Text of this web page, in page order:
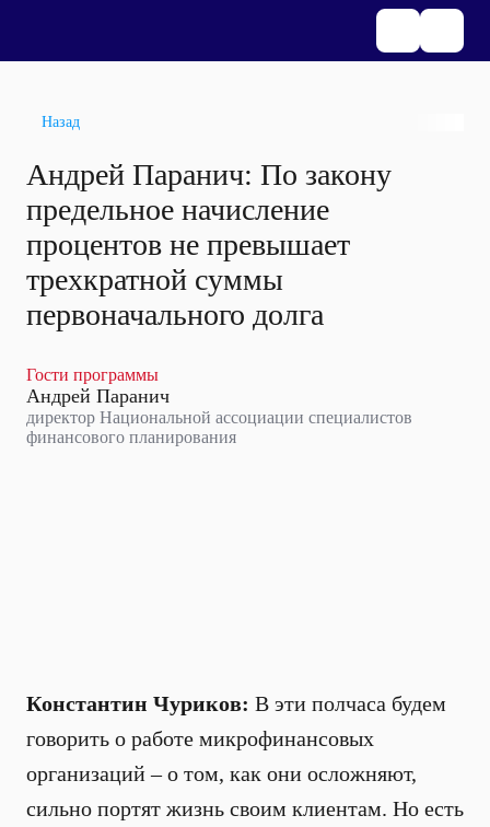
Назад
Андрей Паранич: По закону
предельное начисление
процентов не превышает
трехкратной суммы
первоначального долга
Гости программы
Андрей Паранич
директор Национальной ассоциации специалистов
финансового планирования
Константин Чуриков: В эти полчаса будем
говорить о работе микрофинансовых
организаций – о том, как они осложняют,
сильно портят жизнь своим клиентам. Но есть